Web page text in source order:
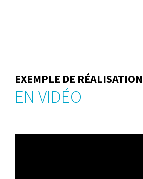
EXEMPLE DE RÉALISATION
EN VIDÉO